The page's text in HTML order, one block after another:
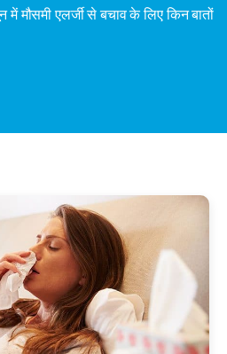
मौसमी एलर्जी से बचाव के लिए किन बातों